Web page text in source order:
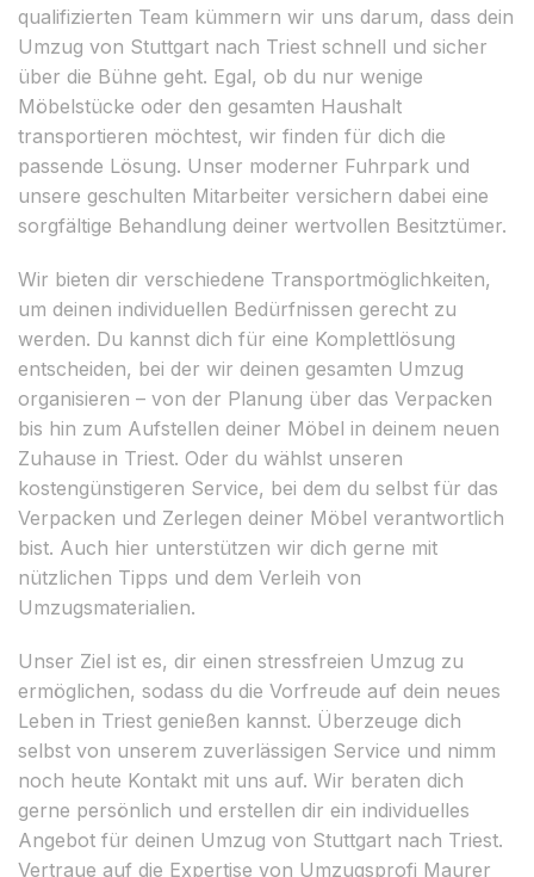
qualifizierten Team kümmern wir uns darum, dass dein
Umzug von Stuttgart nach Triest schnell und sicher
über die Bühne geht. Egal, ob du nur wenige
Möbelstücke oder den gesamten Haushalt
transportieren möchtest, wir finden für dich die
passende Lösung. Unser moderner Fuhrpark und
unsere geschulten Mitarbeiter versichern dabei eine
sorgfältige Behandlung deiner wertvollen Besitztümer.
Wir bieten dir verschiedene Transportmöglichkeiten,
um deinen individuellen Bedürfnissen gerecht zu
werden. Du kannst dich für eine Komplettlösung
entscheiden, bei der wir deinen gesamten Umzug
organisieren – von der Planung über das Verpacken
bis hin zum Aufstellen deiner Möbel in deinem neuen
Zuhause in Triest. Oder du wählst unseren
kostengünstigeren Service, bei dem du selbst für das
Verpacken und Zerlegen deiner Möbel verantwortlich
bist. Auch hier unterstützen wir dich gerne mit
nützlichen Tipps und dem Verleih von
Umzugsmaterialien.
Unser Ziel ist es, dir einen stressfreien Umzug zu
ermöglichen, sodass du die Vorfreude auf dein neues
Leben in Triest genießen kannst. Überzeuge dich
selbst von unserem zuverlässigen Service und nimm
noch heute Kontakt mit uns auf. Wir beraten dich
gerne persönlich und erstellen dir ein individuelles
Angebot für deinen Umzug von Stuttgart nach Triest.
Vertraue auf die Expertise von Umzugsprofi Maurer